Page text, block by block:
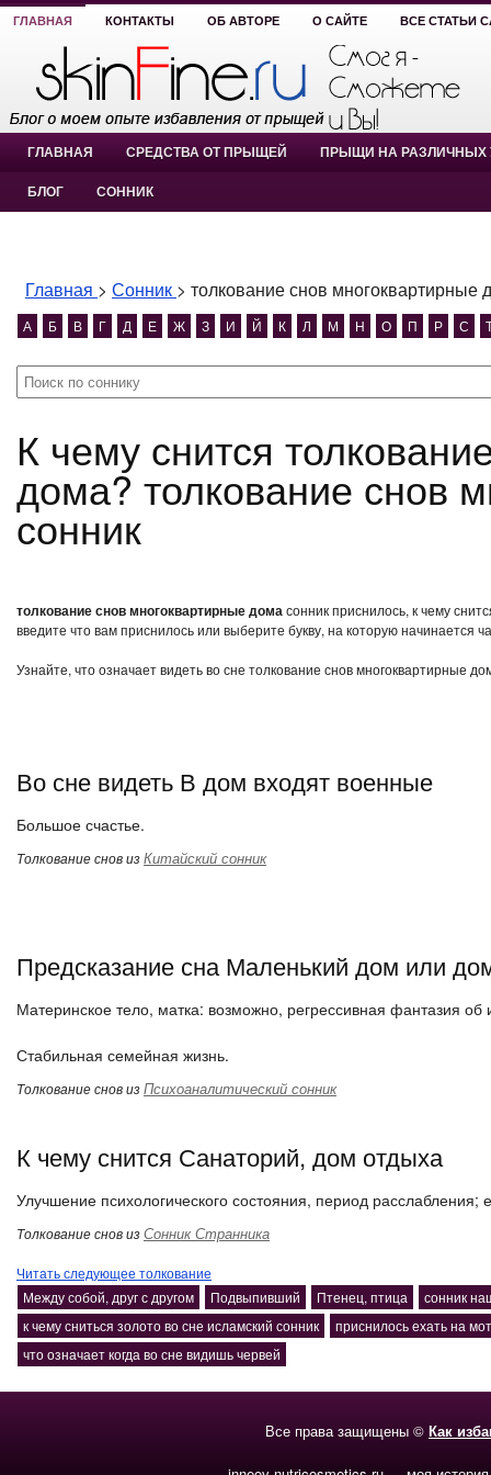
ГЛАВНАЯ КОНТАКТЫ ОБ АВТОРЕ О САЙТЕ ВСЕ СТАТЬИ
ГЛАВНАЯ СРЕДСТВА ОТ ПРЫЩЕЙ ПРЫЩИ НА РАЗЛИЧНЫХ
БЛОГ СОННИК
Главная > Сонник > толкование снов многоквартирные
А Б В Г Д Е Ж З И Й К Л М Н О П Р С
К чему снится толкование снов многоквартирные
дома? толкование снов
сонник
толкование снов многоквартирные домасонник приснилось, к чему
введите что вам приснилось или выберите букву, на которую начинается
Узнайте, что означает видеть во сне толкование снов многоквартирные
Во сне видеть В дом входят военные
Большое счастье.
Толкование снов изКитайский сонник
Предсказание сна Маленький дом или
Материнское тело, матка: возможно, регрессивная фантазия
Стабильная семейная жизнь.
Толкование снов изПсихоаналитический сонник
К чему снится Санаторий, дом отдыха
Улучшение психологического состояния, период расслабления;
Толкование снов изСонник Странника
Читать следующее толкование
Между собой, друг с другом
Подвыпивший Птенец, птица
сонник
к чему сниться золото во сне исламский сонник
приснилось ехать на
что означает когда во сне видишь червей
Все права защищены © Как